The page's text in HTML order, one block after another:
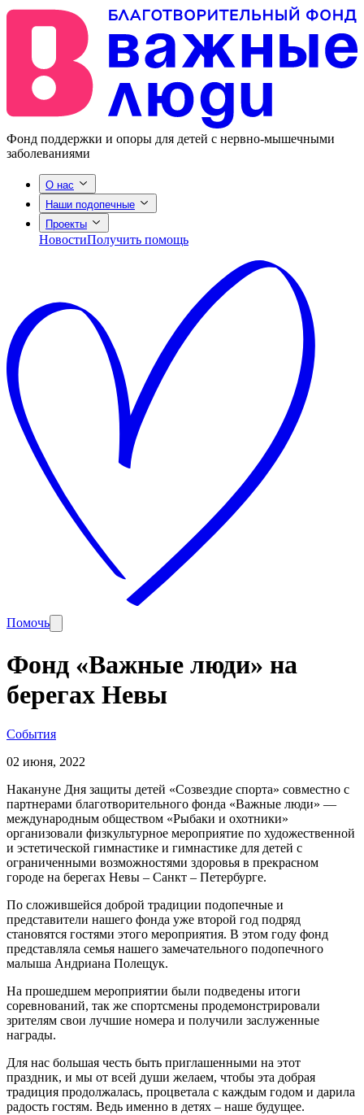
Фонд поддержки и опоры для детей с нервно-мышечными
заболеваниями
О нас
Наши подопечные
Проекты
НовостиПолучить помощь
Помочь
Фонд «Важные люди» на
берегах Невы
События
02 июня, 2022
Накануне Дня защиты детей «Созвездие спорта» совместно с
партнерами благотворительного фонда «Важные люди» —
международным обществом «Рыбаки и охотники»
организовали физкультурное мероприятие по художественной
и эстетической гимнастике и гимнастике для детей с
ограниченными возможностями здоровья в прекрасном
городе на берегах Невы – Санкт – Петербурге.
По сложившейся доброй традиции подопечные и
представители нашего фонда уже второй год подряд
становятся гостями этого мероприятия. В этом году фонд
представляла семья нашего замечательного подопечного
малыша Андриана Полещук.
На прошедшем мероприятии были подведены итоги
соревнований, так же спортсмены продемонстрировали
зрителям свои лучшие номера и получили заслуженные
награды.
Для нас большая честь быть приглашенными на этот
праздник, и мы от всей души желаем, чтобы эта добрая
традиция продолжалась, процветала с каждым годом и дарила
радость гостям. Ведь именно в детях – наше будущее.